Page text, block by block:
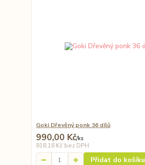
Goki Dřevěný ponk 36 dílů
990,00 Kč/ks
818,18 Kč bez DPH
Přidat do košíku